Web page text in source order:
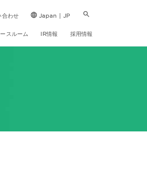
合わせ Japan | JP
スルーム IR情報 採用情報